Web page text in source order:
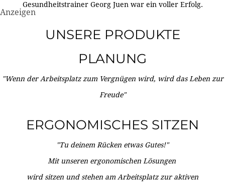
Gesundheitstrainer Georg Juen war ein voller Erfolg.
Anzeigen
UNSERE PRODUKTE
PLANUNG
"Wenn der Arbeitsplatz zum Vergnügen wird, wird das Leben zur
Freude"
ERGONOMISCHES SITZEN
"Tu deinem Rücken etwas Gutes!"
Mit unseren ergonomischen Lösungen
wird sitzen und stehen am Arbeitsplatz zur aktiven